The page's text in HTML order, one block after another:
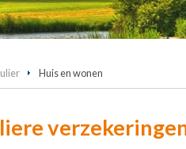
Huis en wonen